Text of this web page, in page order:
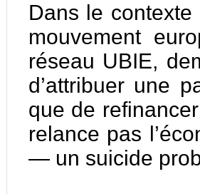
Dans le
mouvement
réseau UBIE,
d’attribuer une
que de
relance pas
— un suicide